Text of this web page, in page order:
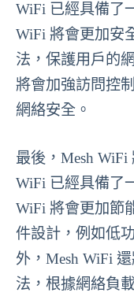
WiFi 已經具備了
WiFi 將會更加安
法，保護用戶的
將會加強訪問控
網絡安全。
最後，Mesh
WiFi 已經具備了
WiFi 將會更加節
件設計，例如低
外，Mesh WiFi
法，根據網絡負